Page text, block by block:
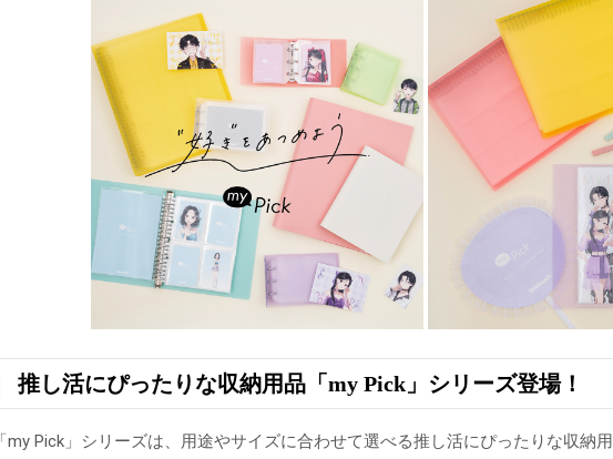
推し活にぴったりな収納用品「my Pick」シリーズ登場！
「my Pick」シリーズは、用途やサイズに合わせて選べる推し活にぴったりな収納